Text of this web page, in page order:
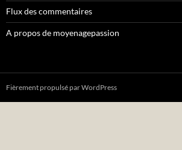
Flux des commentaires
A propos de moyenagepassion
Fièrement propulsé par WordPress